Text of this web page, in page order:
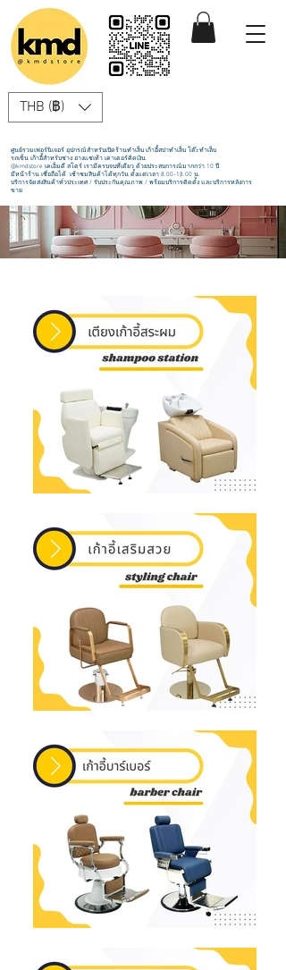
THB (฿)
ศูนย์รวมเฟอร์นิเจอร์ อุปกรณ์สำหรับเปิดร้านทำเล็บ เก้าอี้สปาทำเล็บ โต๊ะทำเล็บ
รถเข็น เก้าอี้สำหรับช่าง อ่างแช่เท้า เคาเตอร์คิดเงิน
@kmdstore เคเอ็มดี สโตร์ เรามีครบจบที่เดียว ด้วยประสบการณ์มากกว่า 10 ปี
มีหน้าร้าน เชื่อถือได้ เช้าชมสินค้าได้ทุกวัน ตั้งแต่เวลา 8.00-18.00 น.
บริการจัดส่งสินค้าทั่วประเทศ / รับประกันคุณภาพ / พร้อมบริการติดตั้ง และบริการหลังการ
ขาย